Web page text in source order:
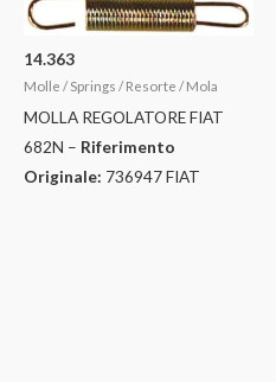
14.363
Molle / Springs / Resorte / Mola
MOLLA REGOLATORE FIAT
682N – Riferimento
Originale: 736947 FIAT